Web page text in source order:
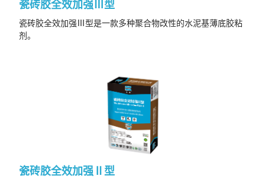
瓷砖胶全效加强Ⅲ型
瓷砖胶全效加强Ⅲ型是一款多种聚合物改性的水泥基薄底胶粘
剂。
瓷砖胶全效加强Ⅱ型